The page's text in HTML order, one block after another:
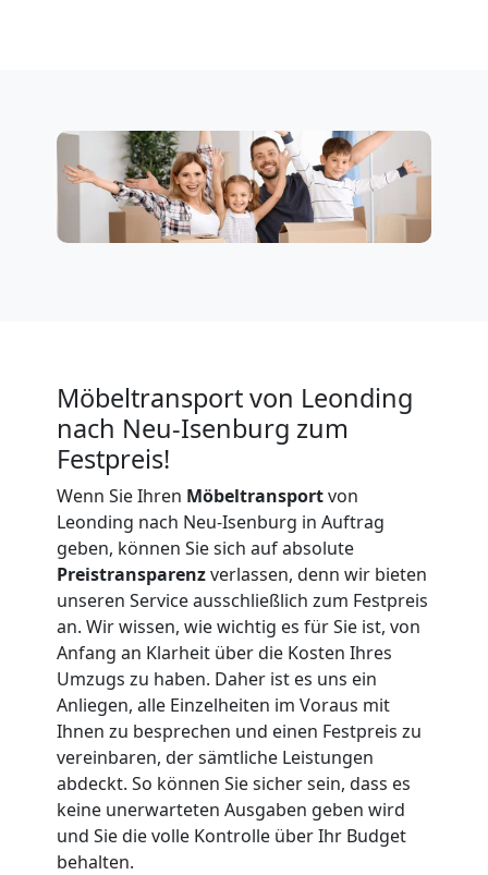
Möbeltransport von Leonding
nach Neu-Isenburg zum
Festpreis!
Wenn Sie Ihren Möbeltransportvon
Leonding nach Neu-Isenburg in Auftrag
geben, können Sie sich auf absolute
Preistransparenzverlassen, denn wir bieten
unseren Service ausschließlich zum Festpreis
an. Wir wissen, wie wichtig es für Sie ist, von
Anfang an Klarheit über die Kosten Ihres
Umzugs zu haben. Daher ist es uns ein
Anliegen, alle Einzelheiten im Voraus mit
Ihnen zu besprechen und einen Festpreis zu
vereinbaren, der sämtliche Leistungen
abdeckt. So können Sie sicher sein, dass es
keine unerwarteten Ausgaben geben wird
und Sie die volle Kontrolle über Ihr Budget
behalten.
Firmenumzug
Leonding
Leonding
Expressumzug
Leonding
Tragehilfe
Leonding
Kleiner
Umzug
Leonding